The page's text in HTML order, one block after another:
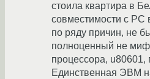
стоила квартира в
совместимости с PC
по ряду причин, не
полноценный не
процессора, u80601,
Единственная ЭВМ